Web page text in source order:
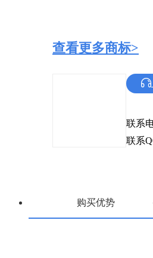
查看更多商标>
联系
联系
购买优势